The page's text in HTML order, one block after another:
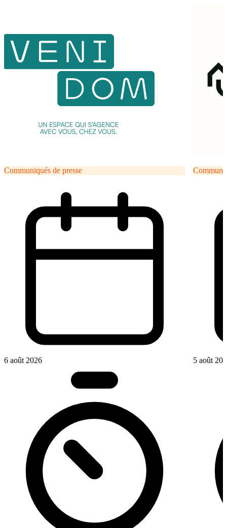
Communiqués de presse
6 août 2026 5 août